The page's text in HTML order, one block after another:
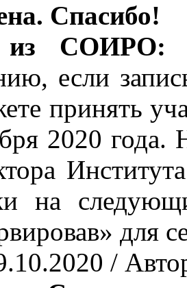
Спасибо!
из СОИРО:
если
принять
2020 года.
на
для
/